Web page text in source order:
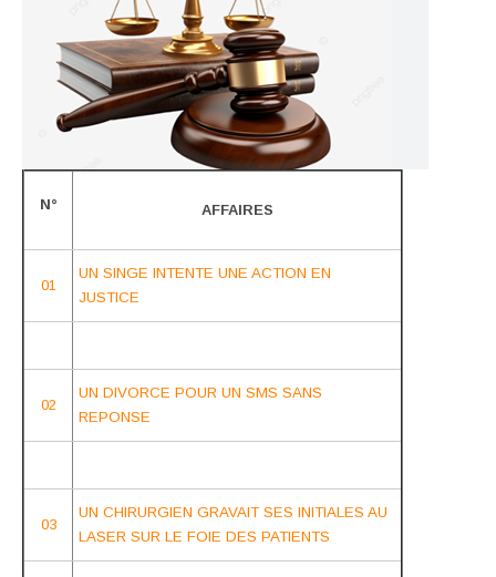
N° AFFAIRES
01
UN SINGE INTENTE UNE ACTION EN
JUSTICE
02
UN DIVORCE POUR UN SMS SANS
REPONSE
03
UN CHIRURGIEN GRAVAIT SES INITIALES AU
LASER SUR LE FOIE DES PATIENTS